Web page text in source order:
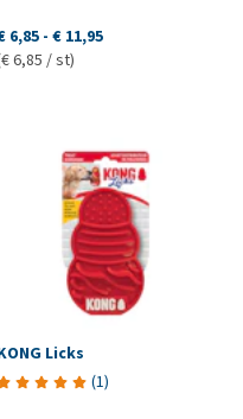
6,85 - € 11,95
6,85 / st)
Licks
(1)